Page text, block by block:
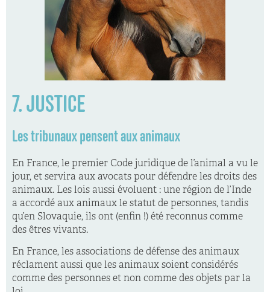
7. JUSTICE
Les tribunaux pensent aux animaux
En France, le premier Code juridique de l’animal a vu le
jour, et servira aux avocats pour défendre les droits des
animaux. Les lois aussi évoluent : une région de l’Inde
a accordé aux animaux le statut de personnes, tandis
qu’en Slovaquie, ils ont (enfin !) été reconnus comme
des êtres vivants.
En France, les associations de défense des animaux
réclament aussi que les animaux soient considérés
comme des personnes et non comme des objets par la